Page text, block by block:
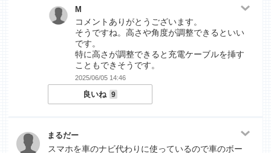
M
コメントありがとうございます。
そうですね。高さや角度が調整できるといい
です。
特に高さが調整できると充電ケーブルを挿す
こともできそうです。
2025/06/05 14:46
良いね 9
まるだー
スマホを車のナビ代わりに使っているので車のボー